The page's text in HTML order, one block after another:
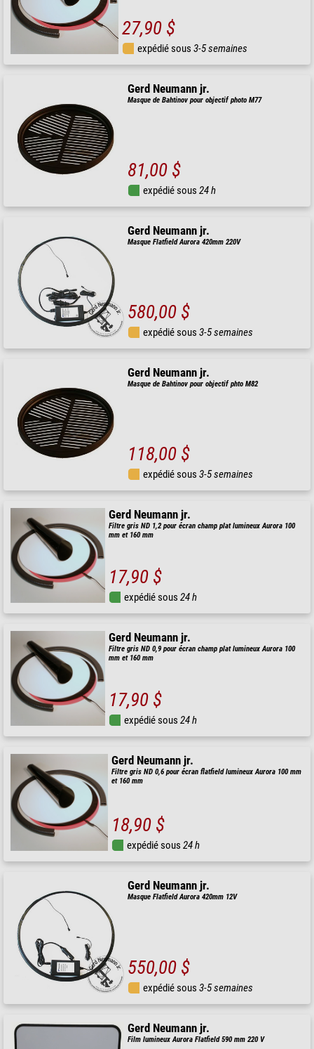
27,90 $
expédié sous3-5 semaines
Gerd Neumann jr.
Masque de Bahtinov pour objectif photo M77
81,00 $
expédié sous24 h
Gerd Neumann jr.
Masque Flatfield Aurora 420mm 220V
580,00 $
expédié sous3-5 semaines
Gerd Neumann jr.
Masque de Bahtinov pour objectif phto M82
118,00 $
expédié sous3-5 semaines
Gerd Neumann jr.
Filtre gris ND 1,2 pour écran champ plat lumineux Aurora 100
mm et 160 mm
17,90 $
expédié sous 24 h
Gerd Neumann jr.
Filtre gris ND 0,9 pour écran champ plat lumineux Aurora 100
mm et 160 mm
17,90 $
expédié sous 24 h
Gerd Neumann jr.
Filtre gris ND 0,6 pour écran flatfield lumineux Aurora 100 mm
et 160 mm
18,90 $
expédié sous 24 h
Gerd Neumann jr.
Masque Flatfield Aurora 420mm 12V
550,00 $
expédié sous3-5 semaines
Gerd Neumann jr.
Film lumineux Aurora Flatfield 590 mm 220 V